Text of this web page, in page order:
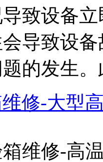
致设备
导致设
的发生
修-大型
维修-高